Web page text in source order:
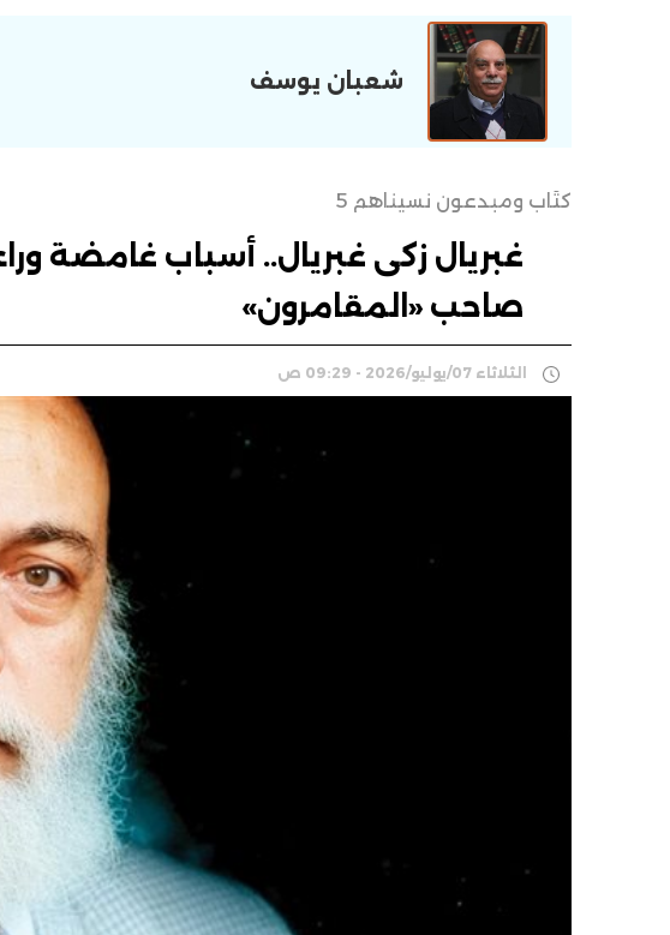
شعبان يوسف
كُتَّاب ومبدعون نسيناهم 5
غبريال زكى غبريال.. أسباب غامضة
صاحب «المقامرون»
الثلاثاء 07/يوليو/2026 - 09:29 ص